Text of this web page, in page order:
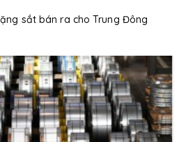
sắt bán ra cho Trung Đông